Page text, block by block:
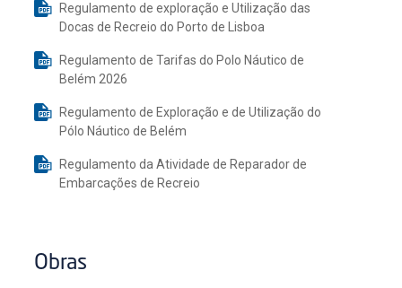
Regulamento de exploração e Utilização das
Docas de Recreio do Porto de Lisboa
Regulamento de Tarifas do Polo Náutico de
Belém 2026
Regulamento de Exploração e de Utilização do
Pólo Náutico de Belém
Regulamento da Atividade de Reparador de
Embarcações de Recreio
Obras